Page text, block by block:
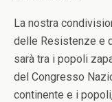
La nostra
delle Resistenze e
sarà tra i popoli
del Congresso
continente e i